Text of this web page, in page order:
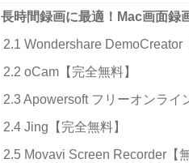
長時間録画に最適！Mac画面録
2.1 Wondershare DemoCreator
2.2 oCam【完全無料】
2.3 Apowersoft フリーオンライ
2.4 Jing【完全無料】
2.5 Movavi Screen Recorder【